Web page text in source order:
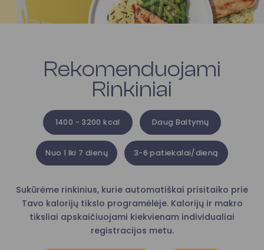
Rekomenduojami
Rinkiniai
1400 - 3200 kcal Daug Baltymų
Nuo 1 Iki 7 dienų 3-6 patiekalai/dieną
Sukūrėme rinkinius, kurie automatiškai prisitaiko prie
Tavo kalorijų tikslo programėlėje. Kalorijų ir makro
tiksliai apskaičiuojami kiekvienam individualiai
registracijos metu.